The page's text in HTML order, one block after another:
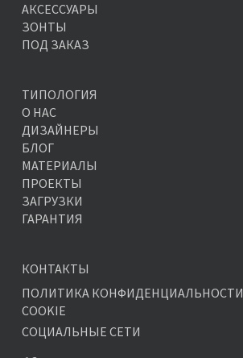
АКСЕССУАРЫ
ЗОНТЫ
ПОД ЗАКАЗ
ТИПОЛОГИЯ
О НАС
ДИЗАЙНЕРЫ
БЛОГ
МАТЕРИАЛЫ
ПРОЕКТЫ
ЗАГРУЗКИ
ГАРАНТИЯ
КОНТАКТЫ
ПОЛИТИКА
COOKIE
СОЦИАЛЬНЫЕ СЕТИ